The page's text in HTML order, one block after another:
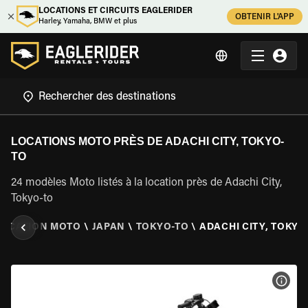
LOCATIONS ET CIRCUITS EAGLERIDER
Harley, Yamaha, BMW et plus
OBTENIR L'APP
LOCATIONS MOTO PRÈS DE ADACHI CITY, TOKYO-
TO
24 modèles Moto listés à la location près de Adachi City,
Tokyo-to
MOTO \ JAPAN \ TOKYO-TO \ ADACHI CITY,